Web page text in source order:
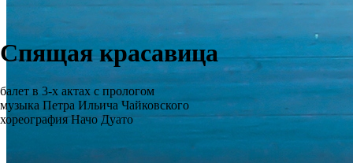
Спящая красавица
балет в 3-х актах с прологом
музыка Петра Ильича Чайковского
хореография Начо Дуато